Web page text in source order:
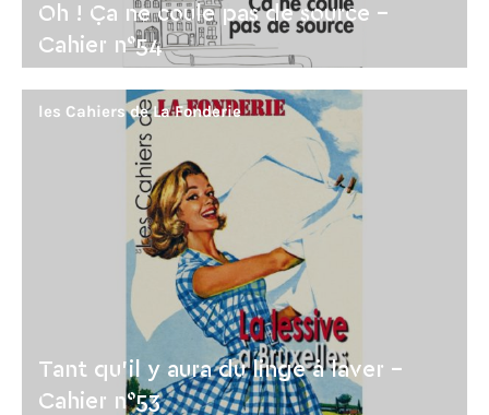
Oh ! Ça ne coule pas de source -
Cahier n°54
les Cahiers de La Fonderie
Tant qu’il y aura du linge à laver -
Cahier n°53